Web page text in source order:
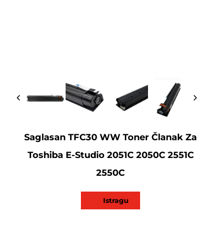
Saglasan TFC30 WW Toner Članak Za
Toshiba E-Studio 2051C 2050C 2551C
2550C
Istragu